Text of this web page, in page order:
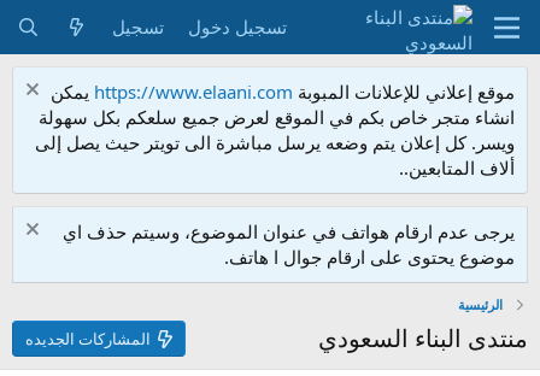
تسجيل دخول تسجيل
موقع إعلاني للإعلانات المبوبة https://www.elaani.com يمكن
انشاء متجر خاص بكم في الموقع لعرض جميع سلعكم بكل سهولة
ويسر. كل إعلان يتم وضعه يرسل مباشرة الى تويتر حيث يصل إلى
ألاف المتابعين..
يرجى عدم ارقام هواتف في عنوان الموضوع، وسيتم حذف اي
موضوع يحتوى على ارقام جوال ا هاتف.
الرئيسية
منتدى البناء السعودي المشاركات الجديده